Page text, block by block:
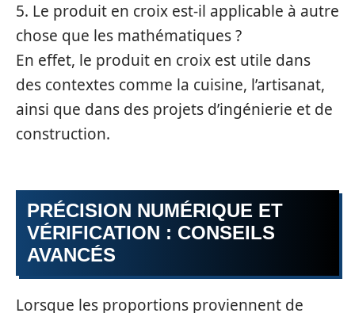
5. Le produit en croix est-il applicable à autre
chose que les mathématiques ?
En effet, le produit en croix est utile dans
des contextes comme la cuisine, l’artisanat,
ainsi que dans des projets d’ingénierie et de
construction.
PRÉCISION NUMÉRIQUE ET
VÉRIFICATION : CONSEILS
AVANCÉS
Lorsque les proportions proviennent de